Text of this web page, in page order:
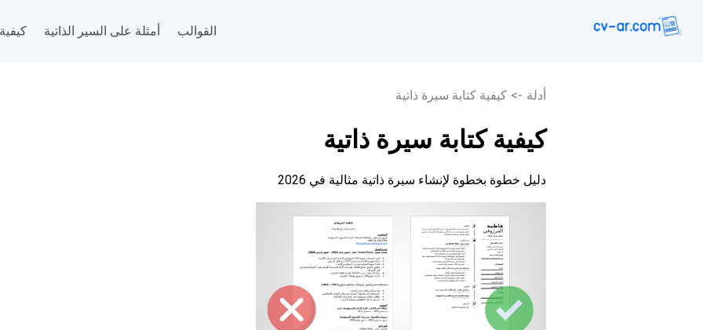
القوالب أمثلة على السير الذاتية
أدلة -> كيفية كتابة سيرة ذاتية
كيفية كتابة سيرة ذاتية
دليل خطوة بخطوة لإنشاء سيرة ذاتية مثالية في 2026